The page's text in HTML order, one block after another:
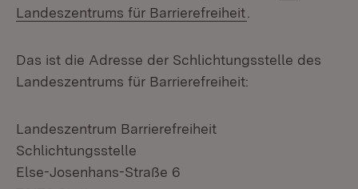
Landeszentrums für Barrierefreiheit
Das ist die Adresse der Schlichtungsstelle des
Landeszentrums für Barrierefreiheit:
Landeszentrum Barrierefreiheit
Schlichtungsstelle
Else-Josenhans-Straße 6